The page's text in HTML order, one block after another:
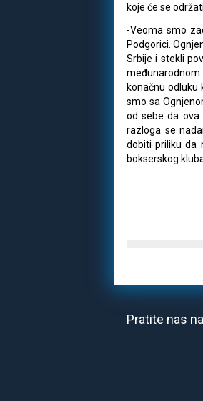
koje će se
-Veoma smo
Podgorici.
Srbije i stekli
konačnu odluku
smo sa
od sebe da ova
razloga se
dobiti priliku da
bokserskog
Pratite nas